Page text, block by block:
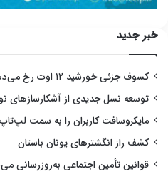
خبر جدید
کسوف جزئی خورشید ۱۲ اوت رخ می‌دهد
توسعه نسل جدیدی از آشکارسازهای
مایکروسافت کاربران را به سمت
کشف راز انگشترهای یونان باستان
قوانین تأمین اجتماعی به‌روزرسانی